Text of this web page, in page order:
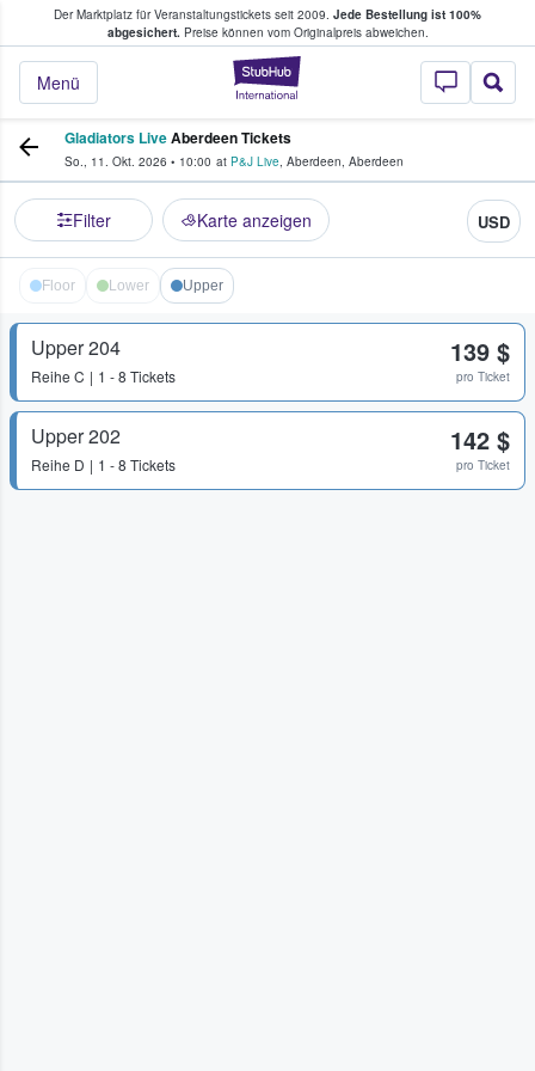
Der Marktplatz für Veranstaltungstickets seit 2009. Jede Bestellung ist 100%
abgesichert.Preise können vom Originalpreis abweichen.
StubHub - Wo
Menü
Tickets kaufen & verkaufen
Gladiators LiveAberdeen Tickets
So., 11. Okt. 2026 • 10:00 at P&J Live, Aberdeen, Aberdeen
Filter Karte anzeigen USD
Floor Lower Upper
Upper 204
Reihe C 1 - 8 Tickets
139 $
pro Ticket
Upper 202
Reihe D 1 - 8 Tickets
142 $
pro Ticket